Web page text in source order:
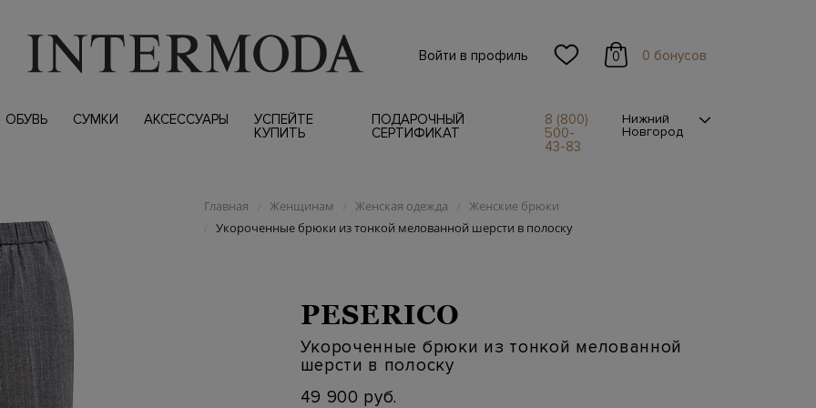
Войти в профиль 0 0 бонусов
ОБУВЬ СУМКИ АКСЕССУАРЫ
УСПЕЙТЕ
КУПИТЬ
ПОДАРОЧНЫЙ
СЕРТИФИКАТ
8 (800)
500-
43-83
Нижний
Новгород
Главная / Женщинам / Женская одежда / Женские брюки
/ Укороченные брюки из тонкой мелованной шерсти в полоску
PESERICO
Укороченные брюки из тонкой мелованной
шерсти в полоску
49 900 руб.